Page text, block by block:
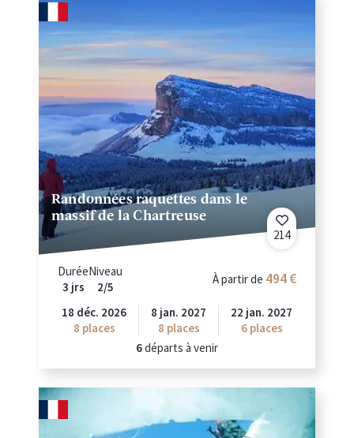
Randonnées raquettes dans le
massif de la Chartreuse
214
Durée
3 jrs
Niveau
2/5
À partir de 494
18 déc. 2026
8 places
8 jan. 2027
8 places
22 jan. 2027
6places
6départs à venir